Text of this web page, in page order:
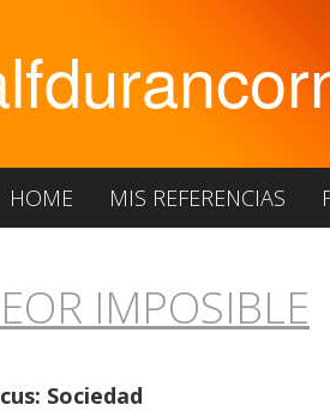
HOME MIS REFERENCIAS
IMPOSIBLE
Sociedad